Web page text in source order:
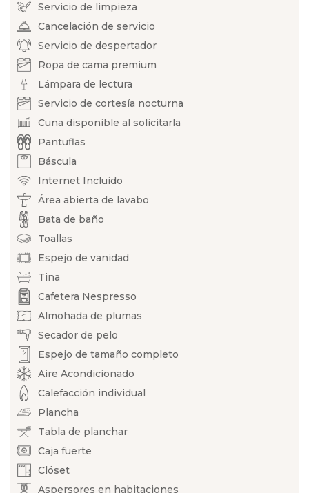
Servicio de limpieza
Cancelación de servicio
Servicio de despertador
Ropa de cama premium
Lámpara de lectura
Servicio de cortesía nocturna
Cuna disponible al solicitarla
Pantuflas
Báscula
Internet Incluido
Área abierta de lavabo
Bata de baño
Toallas
Espejo de vanidad
Tina
Cafetera Nespresso
Almohada de plumas
Secador de pelo
Espejo de tamaño completo
Aire Acondicionado
Calefacción individual
Plancha
Tabla de planchar
Caja fuerte
Clóset
Aspersores en habitaciones